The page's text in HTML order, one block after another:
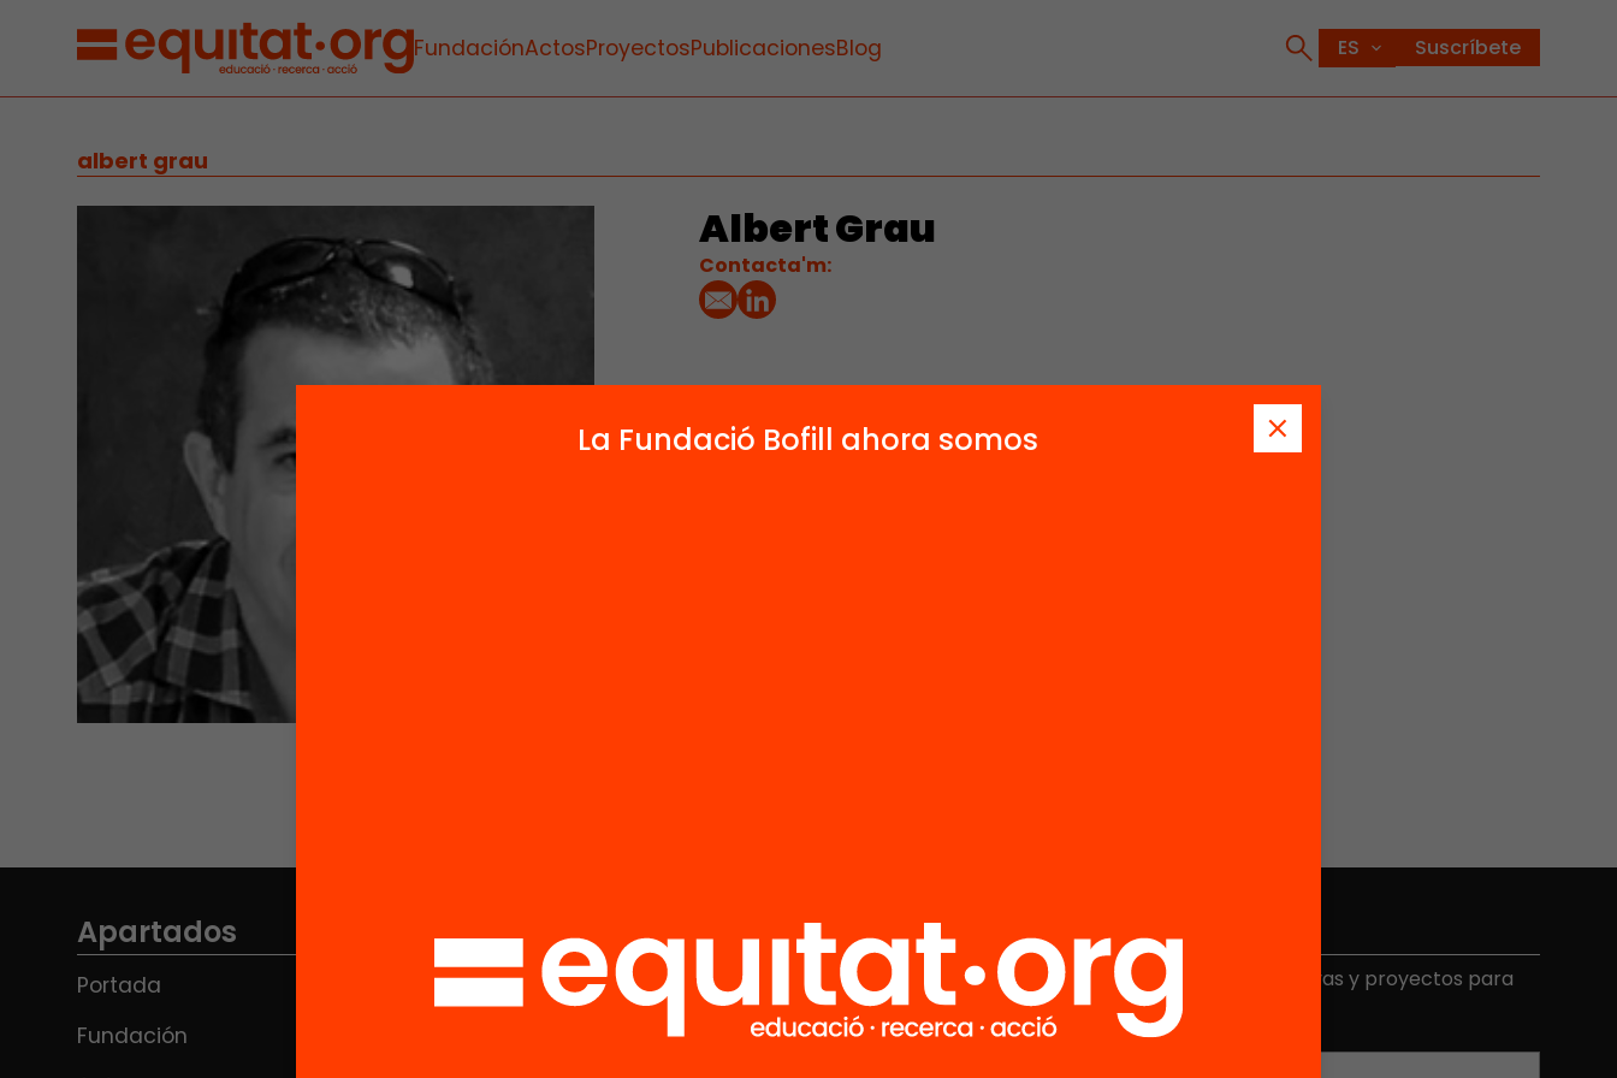
FundaciónActosProyectosPublicacionesBlog Suscríbete
albert grau
Albert Grau
Contacta'm:
Elige equidad
Recibe contenidos, iniciativas y proyectos para
implicarte.
Correo electrónico
Apartados
Portada
Fundación
FAQS
HUB Social
La Fundació Bofill ahora somos